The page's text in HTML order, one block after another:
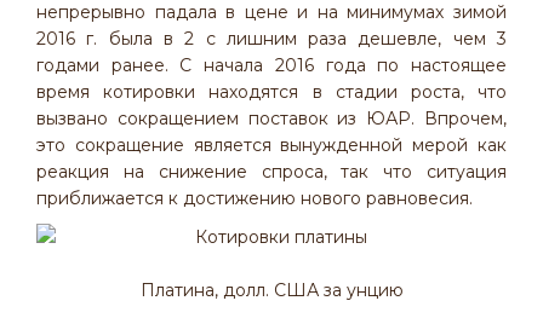
непрерывно падала в цене и на минимумах зимой
2016 г. была в 2 с лишним раза дешевле, чем 3
годами ранее. С начала 2016 года по настоящее
время котировки находятся в стадии роста, что
вызвано сокращением поставок из ЮАР. Впрочем,
это сокращение является вынужденной мерой как
реакция на снижение спроса, так что ситуация
приближается к достижению нового равновесия.
Платина, долл. США за унцию